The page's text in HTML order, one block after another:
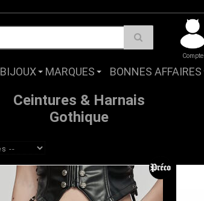
Compte
BIJOUX MARQUES BONNES AFFAIRES
Ceintures & Harnais
Gothique